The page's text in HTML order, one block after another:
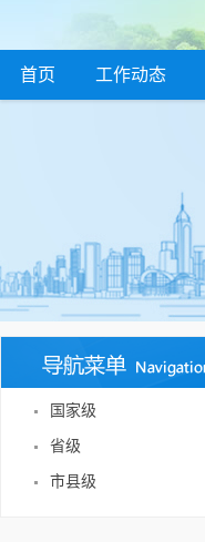
首页 工作动态
国家级
省级
市县级